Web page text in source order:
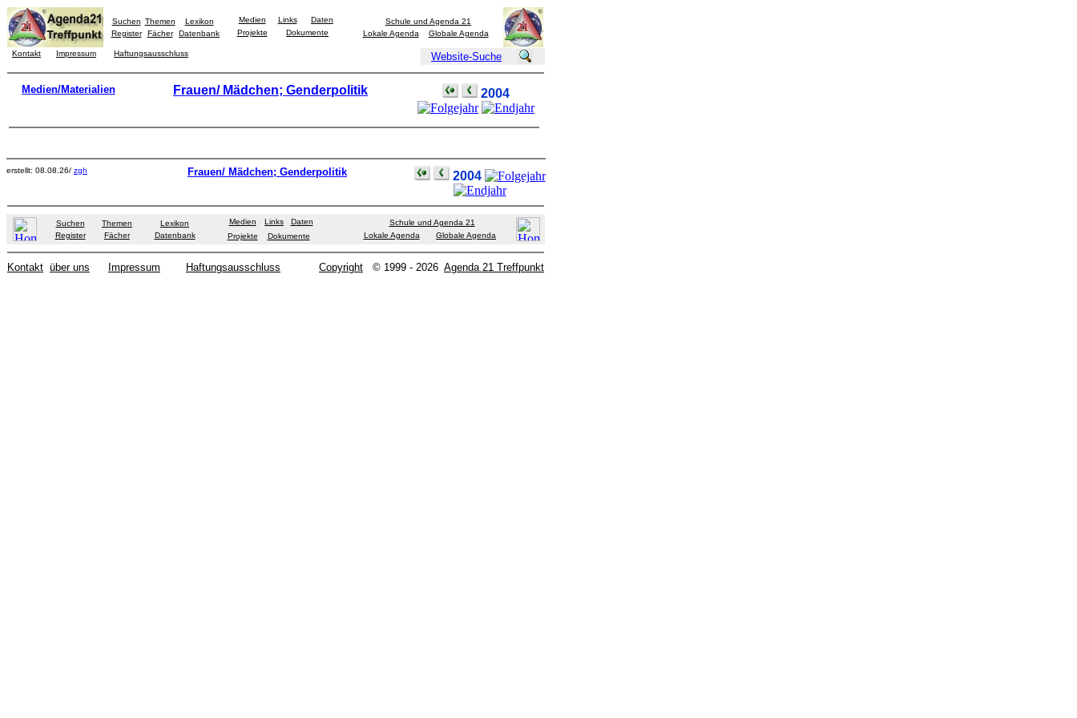
Suchen Themen
Lexikon
Register
Fächer Datenbank
Medien Links
Daten
Projekte
Dokumente
Schule und Agenda 21
Lokale Agenda
Globale Agenda
Kontakt Impressum Haftungsausschluss Website-Suche
Medien/Materialien Frauen/ Mädchen; Genderpolitik 2004
erstellt: 08.08.26/ zgh Frauen/ Mädchen; Genderpolitik 2004
Suchen Themen
Lexikon
Register
Fächer Datenbank
Medien Links
Daten
Projekte
Dokumente
Schule und Agenda 21
Lokale Agenda
Globale Agenda
Kontakt über uns Impressum Haftungsausschluss Copyright © 1999 - 2026 Agenda 21 Treffpunkt